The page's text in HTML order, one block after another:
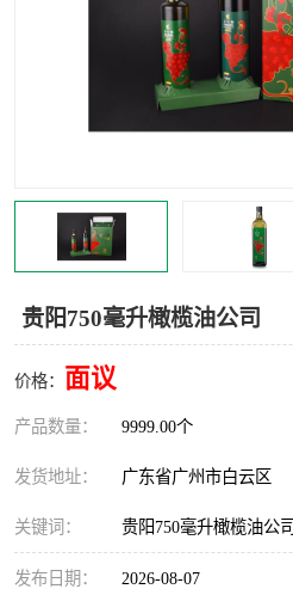
贵阳750毫升橄榄油公司
价格： 面议
产品数量： 9999.00个
发货地址： 广东省广州市白云区
关键词： 贵阳750毫升橄榄油公司
发布日期： 2026-08-07